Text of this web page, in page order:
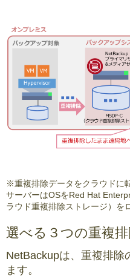
※重複排除データをクラウドに
サーバーはOSをRed Hat
ラウド重複排除ストレージ）を
選べる３つの重複
NetBackupは、重複排除
ます。